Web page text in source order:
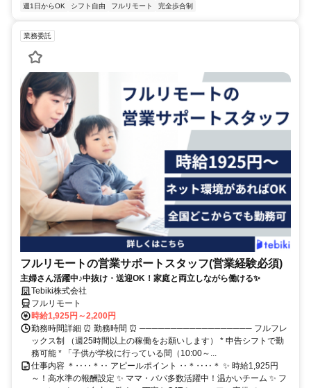
週1日からOK シフト自由 フルリモート 完全歩合制
業務委託
フルリモートの営業サポートスタッフ(営業経験必須)
主婦さん活躍中♪中抜け・送迎OK！家庭と両立しながら働ける✨
Tebiki株式会社
フルリモート
時給1,925円～2,200円
勤務時間詳細 ⏰ 勤務時間 ⏰ ────────────────── フルフレ
ックス制 （週25時間以上の稼働をお願いします） * 申告シフトで勤
務可能 * 「子供が学校に行っている間（10:00～...
仕事内容 ＊‥‥＊‥ アピールポイント ‥＊‥‥＊ ✨ 時給1,925円
～！高水準の報酬設定 ✨ ママ・パパ多数活躍中！温かいチーム ✨ フ